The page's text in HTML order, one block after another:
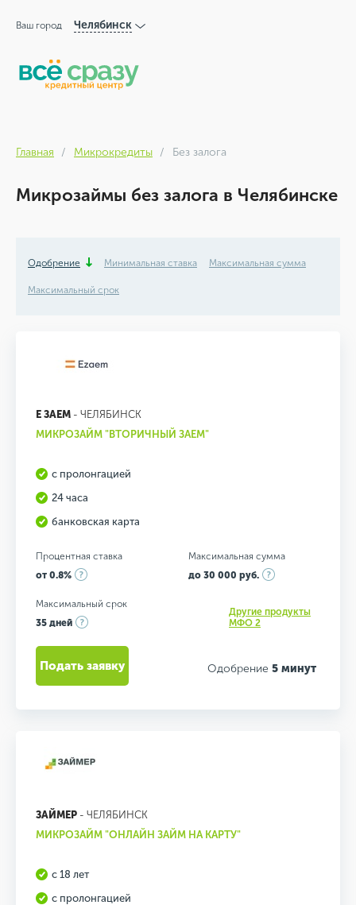
Ваш город Челябинск
Главная Микрокредиты Без залога
Микрозаймы без залога в Челябинске
Одобрение Минимальная ставка Максимальная сумма
Максимальный срок
Е ЗАЕМ - ЧЕЛЯБИНСК
МИКРОЗАЙМ "ВТОРИЧНЫЙ ЗАЕМ"
с пролонгацией
24 часа
банковская карта
Процентная ставка
от 0.8%
Максимальная сумма
до 30 000 руб.
Максимальный срок
35 дней
Другие продукты
МФО 2
Одобрение 5 минут
Подать заявку
ЗАЙМЕР - ЧЕЛЯБИНСК
МИКРОЗАЙМ "ОНЛАЙН ЗАЙМ НА КАРТУ"
с 18 лет
с пролонгацией